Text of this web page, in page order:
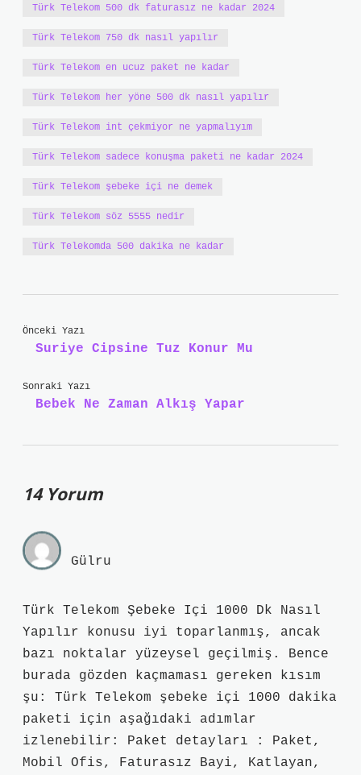
Türk Telekom 500 dk faturasız ne kadar 2024
Türk Telekom 750 dk nasıl yapılır
Türk Telekom en ucuz paket ne kadar
Türk Telekom her yöne 500 dk nasıl yapılır
Türk Telekom int çekmiyor ne yapmalıyım
Türk Telekom sadece konuşma paketi ne kadar 2024
Türk Telekom şebeke içi ne demek
Türk Telekom söz 5555 nedir
Türk Telekomda 500 dakika ne kadar
Önceki Yazı
Suriye Cipsine Tuz Konur Mu
Sonraki Yazı
Bebek Ne Zaman Alkış Yapar
14 Yorum
Gülru
Türk Telekom Şebeke Içi 1000 Dk Nasıl
Yapılır konusu iyi toparlanmış, ancak
bazı noktalar yüzeysel geçilmiş. Bence
burada gözden kaçmaması gereken kısım
şu: Türk Telekom şebeke içi 1000 dakika
paketi için aşağıdaki adımlar
izlenebilir: Paket detayları : Paket,
Mobil Ofis, Faturasız Bayi, Katlayan,